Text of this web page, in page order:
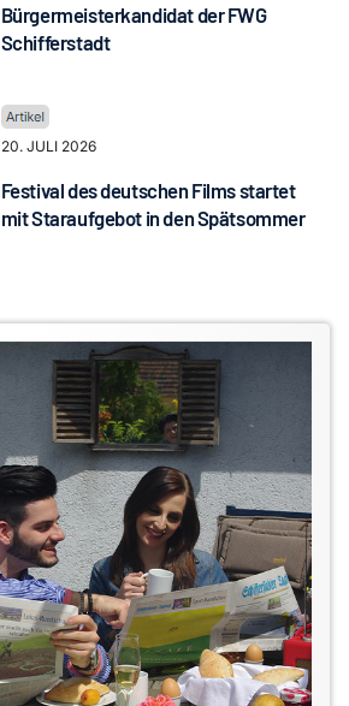
Bürgermeisterkandidat der FWG
Schifferstadt
20. JULI 2026
Festival des deutschen Films startet
mit Staraufgebot in den Spätsommer